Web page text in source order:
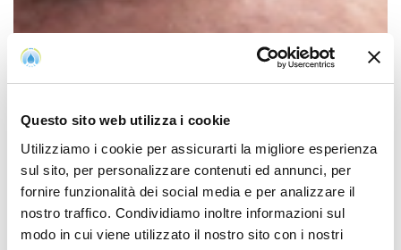
Questo sito web utilizza i cookie
Utilizziamo i cookie per assicurarti la migliore esperienza
sul sito, per personalizzare contenuti ed annunci, per
fornire funzionalità dei social media e per analizzare il
nostro traffico. Condividiamo inoltre informazioni sul
modo in cui viene utilizzato il nostro sito con i nostri